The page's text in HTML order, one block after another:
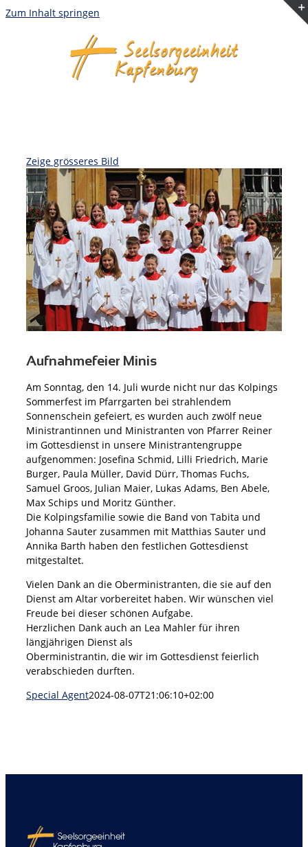
Zum Inhalt springen
Zeige grösseres Bild
Aufnahmefeier Minis
Am Sonntag, den 14. Juli wurde nicht nur das Kolpings
Sommerfest im Pfarrgarten bei strahlendem
Sonnenschein gefeiert, es wurden auch zwölf neue
Ministrantinnen und Ministranten von Pfarrer Reiner
im Gottesdienst in unsere Ministrantengruppe
aufgenommen: Josefina Schmid, Lilli Friedrich, Marie
Burger, Paula Müller, David Dürr, Thomas Fuchs,
Samuel Groos, Julian Maier, Lukas Adams, Ben Abele,
Max Schips und Moritz Günther.
Die Kolpingsfamilie sowie die Band von Tabita und
Johanna Sauter zusammen mit Matthias Sauter und
Annika Barth haben den festlichen Gottesdienst
mitgestaltet.
Vielen Dank an die Oberministranten, die sie auf den
Dienst am Altar vorbereitet haben. Wir wünschen viel
Freude bei dieser schönen Aufgabe.
Herzlichen Dank auch an Lea Mahler für ihren
längjährigen Dienst als
Oberministrantin, die wir im Gottesdienst feierlich
verabschieden durften.
Special Agent2024-08-07T21:06:10+02:00